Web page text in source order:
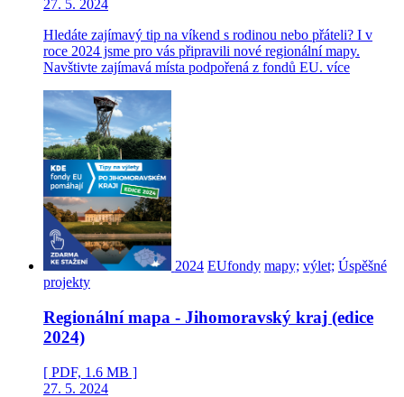
27. 5. 2024
Hledáte zajímavý tip na víkend s rodinou nebo přáteli? I v
roce 2024 jsme pro vás připravili nové regionální mapy.
Navštivte zajímavá místa podpořená z fondů EU. více
2024 EUfondy mapy; výlet; Úspěšné
projekty
Regionální mapa - Jihomoravský kraj (edice
2024)
[ PDF, 1.6 MB ]
27. 5. 2024